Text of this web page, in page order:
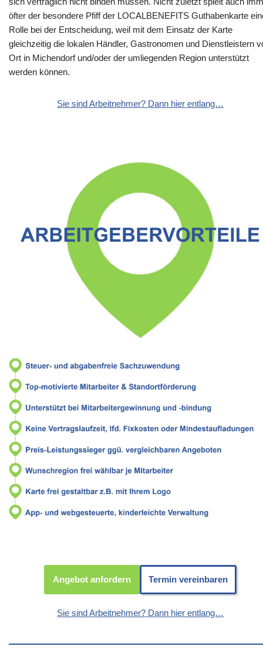
öfter der besondere Pfiff der LOCALBENEFITS Guthabenkarte
Rolle bei der Entscheidung, weil mit dem Einsatz der Karte
gleichzeitig die lokalen Händler, Gastronomen und Dienstleistern
Ort in Michendorf und/oder der umliegenden Region unterstützt
werden können.
Sie sind Arbeitnehmer? Dann hier entlang…
Angebot anfordern Termin vereinbaren
Sie sind Arbeitnehmer? Dann hier entlang…